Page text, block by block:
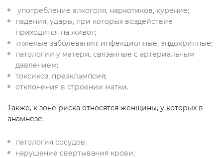
употребление алкоголя, наркотиков, курение;
падения, удары, при которых воздействие
приходится на живот;
тяжелые заболевания: инфекционные, эндокринные;
патологии у матери, связанные с артериальным
давлением;
токсикоз, преэклампсия;
отклонения в строении матки.
Также, к зоне риска относятся женщины, у которых в
анамнезе:
патология сосудов;
нарушение свертывания крови;